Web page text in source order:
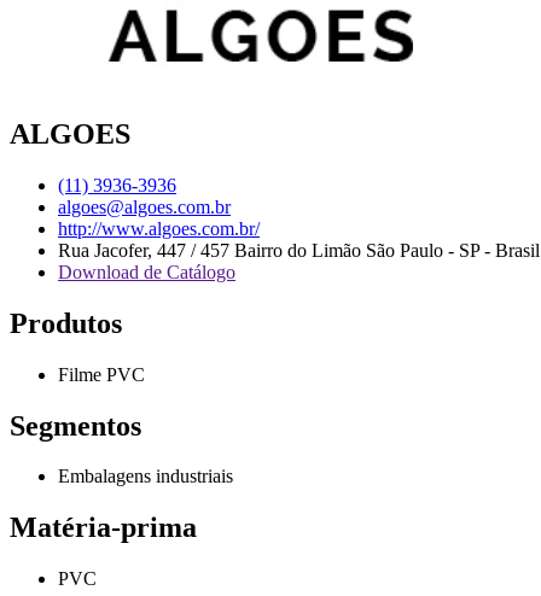
ALGOES
(11) 3936-3936
algoes@algoes.com.br
http://www.algoes.com.br/
Rua Jacofer, 447 / 457 Bairro do Limão São Paulo - SP -
Download de Catálogo
Produtos
Filme PVC
Segmentos
Embalagens industriais
Matéria-prima
PVC